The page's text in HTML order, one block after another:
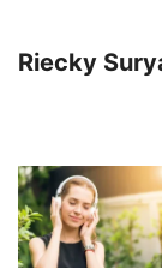
Riecky